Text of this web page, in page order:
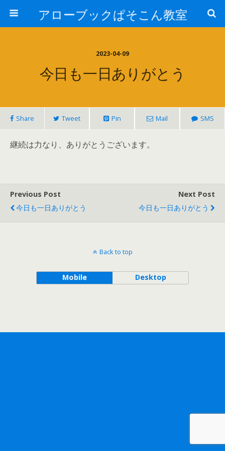
アローブックぱそこん教室
2023-04-09
今日も一日ありがとう
Share Tweet Pin Mail SMS
継続は力なり、ありがとうございます。
Previous Post
今日も一日ありがとう
Next Post
今日も一日ありがとう
Back to top
Mobile Desktop